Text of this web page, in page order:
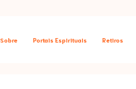
Sobre Portais Espirituais Retiros